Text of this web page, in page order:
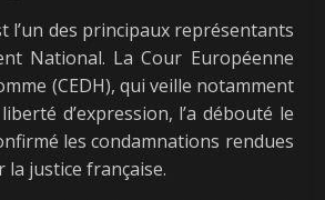
l’un des principaux représentants
National. La Cour Européenne
(CEDH), qui veille notamment
d’expression, l’a débouté le
les condamnations rendues
justice française.